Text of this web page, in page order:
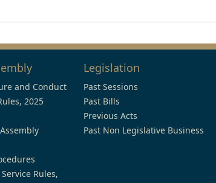
and Conduct
2025
Rules,
Legislation
Past Sessions
Past Bills
Previous Acts
Past Non Legislative Business